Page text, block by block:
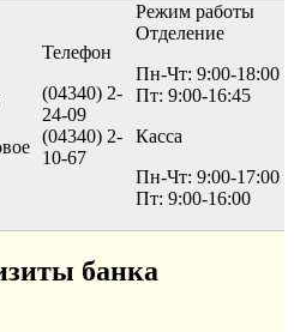
Телефон
(04340) 2-
24-09
(04340) 2-
10-67
Режим работы
Отделение
Пн-Чт: 9:00-18:00
Пт: 9:00-16:45
Касса
Пн-Чт: 9:00-17:00
Пт: 9:00-16:00
банка